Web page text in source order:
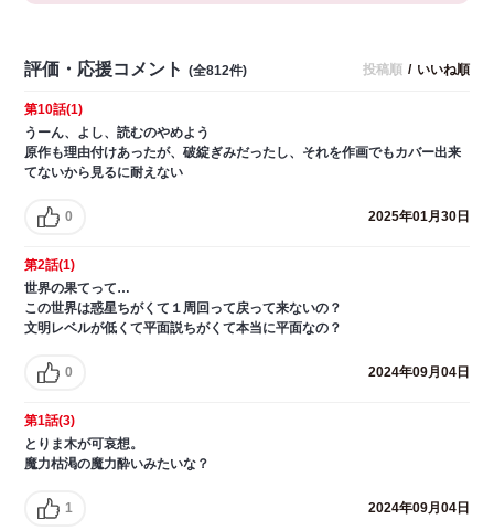
評価・応援コメント (全812件) 投稿順 / いいね順
第10話(1)
うーん、よし、読むのやめよう
原作も理由付けあったが、破綻ぎみだったし、それを作画でもカバー出来
てないから見るに耐えない
0 2025年01月30日
第2話(1)
世界の果てって…
この世界は惑星ちがくて１周回って戻って来ないの？
文明レベルが低くて平面説ちがくて本当に平面なの？
0 2024年09月04日
第1話(3)
とりま木が可哀想。
魔力枯渇の魔力酔いみたいな？
1 2024年09月04日